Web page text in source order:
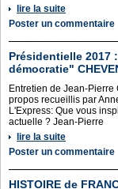
lire la suite
Poster un commentaire
Présidentielle
démocratie"
Entretien de Jean-
propos recueillis par
L'Express: Que vous
actuelle ? Jean-Pierre
lire la suite
Poster un commentaire
HISTOIRE de